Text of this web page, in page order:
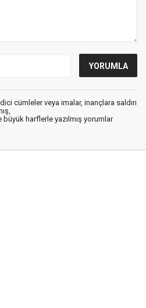
cümleler veya imalar, inançlara saldırı
harflerle yazılmış yorumlar